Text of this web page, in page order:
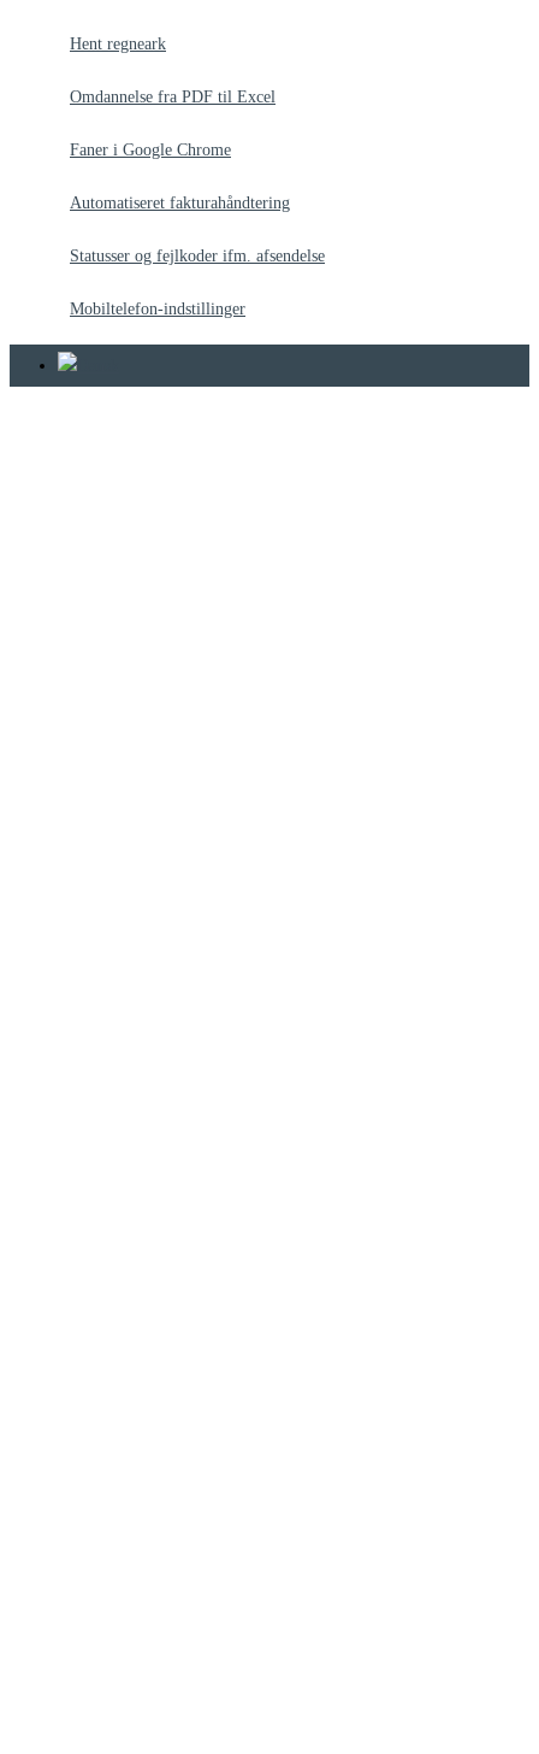
Hent regneark
Omdannelse fra PDF til Excel
Faner i Google Chrome
Automatiseret fakturahåndtering
Statusser og fejlkoder ifm. afsendelse
Mobiltelefon-indstillinger